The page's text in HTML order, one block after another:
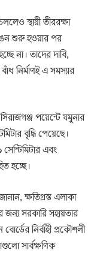
স্থায়ী তীররক্ষা
শুরু হওয়ার পর
না। তাদের দাবি,
নির্মাণই এ সমস্যার
পয়েন্টে যমুনার
বৃদ্ধি পেয়েছে।
এবং
হচ্ছে।
ক্ষতিগ্রস্ত এলাকা
জন্য সরকারি সহায়তার
নির্বাহী প্রকৌশলী
সার্বক্ষণিক